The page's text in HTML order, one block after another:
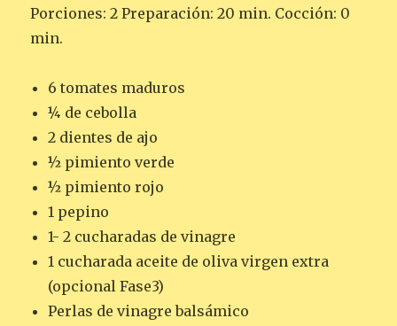
Porciones: 2 Preparación: 20 min. Cocción: 0
min.
6 tomates maduros
¼ de cebolla
2 dientes de ajo
½ pimiento verde
½ pimiento rojo
1 pepino
1- 2 cucharadas de vinagre
1 cucharada aceite de oliva virgen extra
(opcional Fase3)
Perlas de vinagre balsámico